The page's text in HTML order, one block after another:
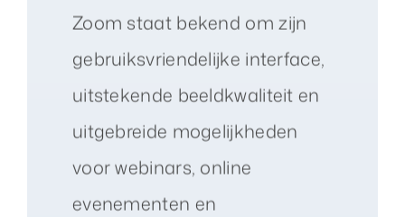
Zoom staat bekend om zijn
gebruiksvriendelijke interface,
uitstekende beeldkwaliteit en
uitgebreide mogelijkheden
voor webinars, online
evenementen en